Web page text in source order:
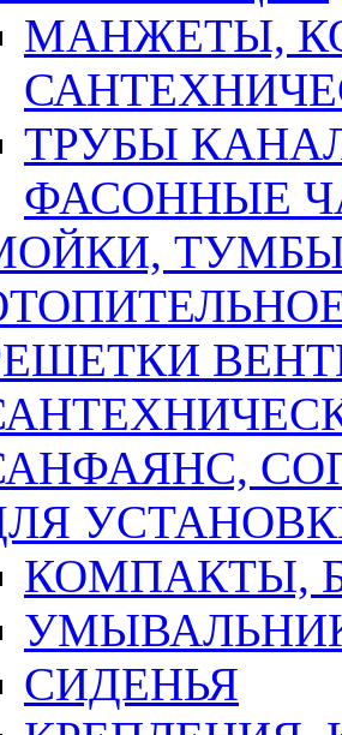
МАНЖЕТЫ,
ТРУБЫ
ФАСОННЫЕ
КОМПАКТЫ,
СИДЕНЬЯ